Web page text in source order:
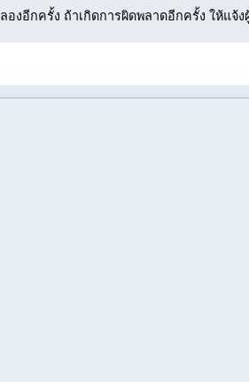
ลองอีกครั้ง ถ้าเกิดการผิดพลาดอีกครั้ง ให้แจ้